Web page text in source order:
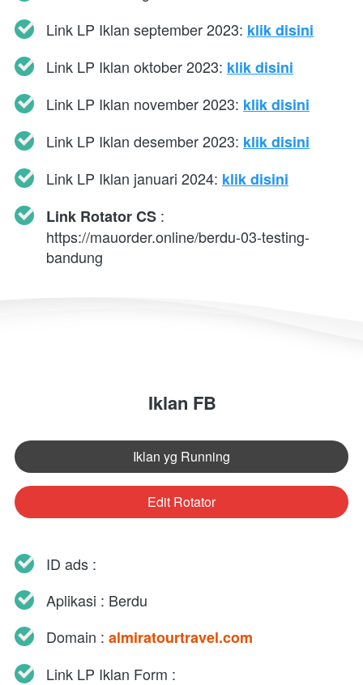
Link LP Iklan september 2023: klik disini
Link LP Iklan oktober 2023: klik disini
Link LP Iklan november 2023: klik disini
Link LP Iklan desember 2023: klik disini
Link LP Iklan januari 2024: klik disini
Link Rotator CS
https://mauorder.online/berdu-03-testing-
bandung
Iklan FB
`Iklan yg Running
`Edit Rotator
ID ads :
Aplikasi : Berdu
Domain : almiratourtravel.com
Link LP Iklan Form :